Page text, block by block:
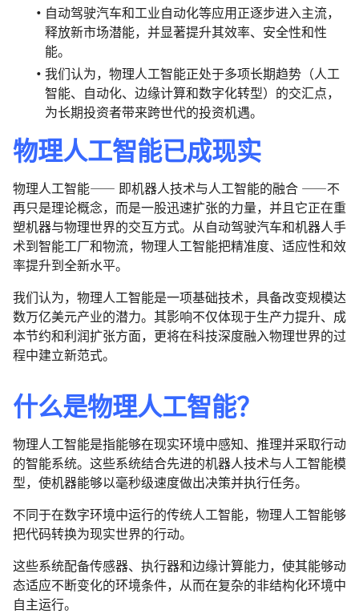
自动驾驶汽车和工业自动化等应用正逐步进入主流，
释放新市场潜能，并显著提升其效率、安全性和性
能。
我们认为，物理人工智能正处于多项长期趋势（人工
智能、自动化、边缘计算和数字化转型）的交汇点，
为长期投资者带来跨世代的投资机遇。
物理人工智能已成现实
物理人工智能—— 即机器人技术与人工智能的融合 ——不
再只是理论概念，而是一股迅速扩张的力量，并且它正在重
塑机器与物理世界的交互方式。从自动驾驶汽车和机器人手
术到智能工厂和物流，物理人工智能把精准度、适应性和效
率提升到全新水平。
我们认为，物理人工智能是一项基础技术，具备改变规模达
数万亿美元产业的潜力。其影响不仅体现于生产力提升、成
本节约和利润扩张方面，更将在科技深度融入物理世界的过
程中建立新范式。
什么是物理人工智能？
物理人工智能是指能够在现实环境中感知、推理并采取行动
的智能系统。这些系统结合先进的机器人技术与人工智能模
型，使机器能够以毫秒级速度做出决策并执行任务。
不同于在数字环境中运行的传统人工智能，物理人工智能够
把代码转换为现实世界的行动。
这些系统配备传感器、执行器和边缘计算能力，使其能够动
态适应不断变化的环境条件，从而在复杂的非结构化环境中
自主运行。